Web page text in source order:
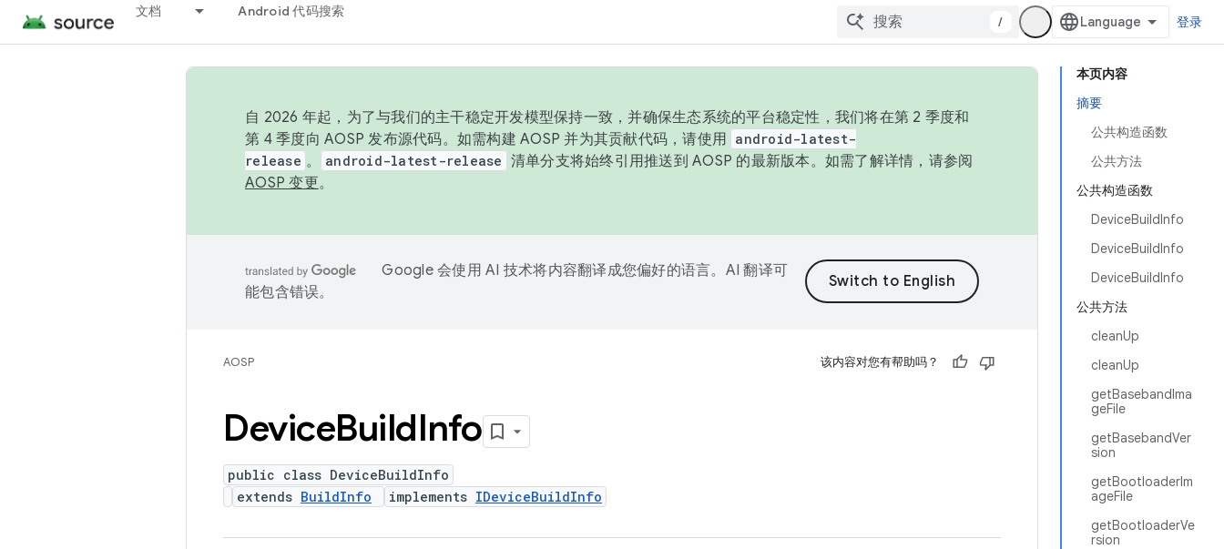
文档 Android 代码搜索
/ 登录
本页内容
摘要
公共构造函数
公共方法
公共构造函数
DeviceBuildInfo
DeviceBuildInfo
DeviceBuildInfo
公共方法
cleanUp
cleanUp
getBasebandIma
geFile
getBasebandVer
sion
getBootloaderIm
ageFile
getBootloaderVe
rsion
自 2026 年起，为了与我们的主干稳定开发模型保持一致，并确保生态系统的平台稳定性，我们将在第 2 季度和
第 4 季度向 AOSP 发布源代码。如需构建 AOSP 并为其贡献代码，请使用 android-latest-
release 。 android-latest-release 清单分支将始终引用推送到 AOSP 的最新版本。如需了解详情，请参阅
AOSP 变更。
Google 会使用 AI 技术将内容翻译成您偏好的语言。AI 翻译可
能包含错误。
AOSP 该内容对您有帮助吗？
DeviceBuildInfo
public class DeviceBuildInfo
extends BuildInfo implements IDeviceBuildInfo